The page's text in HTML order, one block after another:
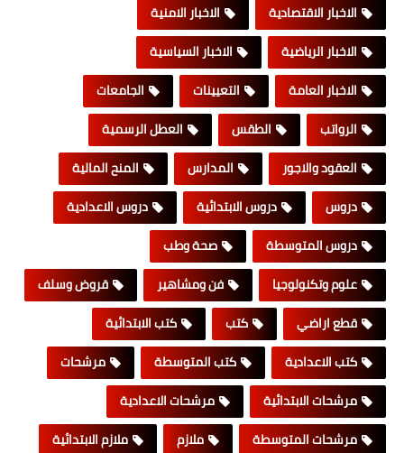
الاخبار الاقتصادية
الاخبار الامنية
الاخبار الرياضية
الاخبار السياسية
الاخبار العامة
التعيينات
الجامعات
الرواتب
الطقس
العطل الرسمية
العقود والاجور
المدارس
المنح المالية
دروس
دروس الابتدائية
دروس الاعدادية
دروس المتوسطة
صحة وطب
علوم وتكنولوجيا
فن ومشاهير
قروض وسلف
قطع اراضي
كتب
كتب الابتدائية
كتب الاعدادية
كتب المتوسطة
مرشحات
مرشحات الابتدائية
مرشحات الاعدادية
مرشحات المتوسطة
ملازم
ملازم الابتدائية